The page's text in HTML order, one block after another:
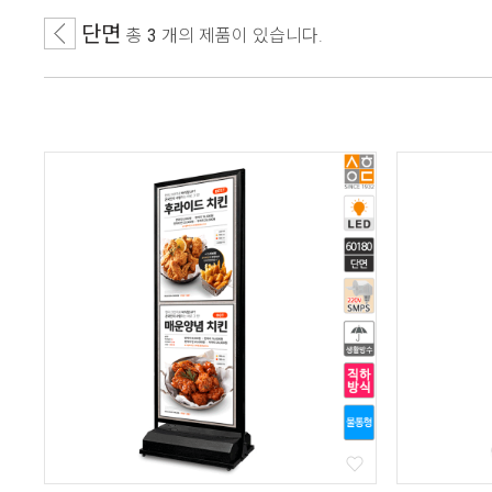
단면 총 3 개 의 제품이 있습니다.